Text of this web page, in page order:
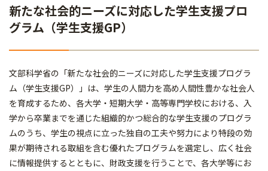
新たな社会的ニーズに対応した学生支援プロ
グラム（学生支援GP）
文部科学省の「新たな社会的ニーズに対応した学生支援プログラ
ム（学生支援GP）」は、学生の人間力を高め人間性豊かな社会人
を育成するため、各大学・短期大学・高等専門学校における、入
学から卒業までを通じた組織的かつ総合的な学生支援のプログラ
ムのうち、学生の視点に立った独自の工夫や努力により特段の効
果が期待される取組を含む優れたプログラムを選定し、広く社会
に情報提供するとともに、財政支援を行うことで、各大学等にお